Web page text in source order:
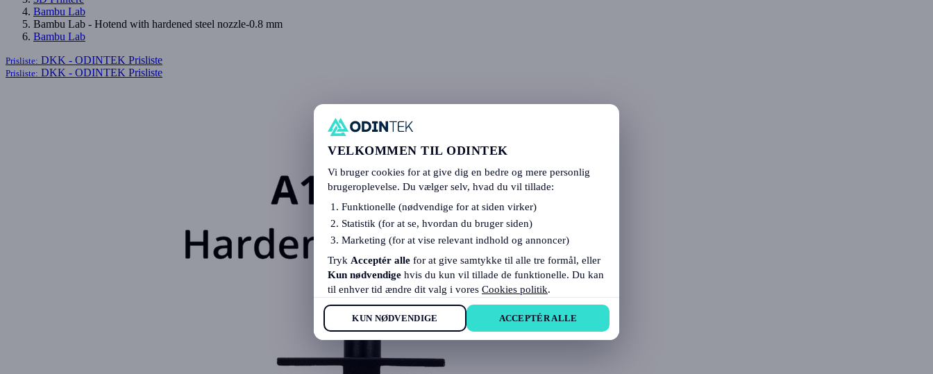
Bambu Lab
Bambu Lab - Hotend with hardened steel nozzle-0.8 mm
Bambu Lab
Prisliste: DKK - ODINTEK Prisliste
Prisliste: DKK - ODINTEK Prisliste
VELKOMMEN TIL ODINTEK
Vi bruger cookies for at give dig en bedre og mere personlig
brugeroplevelse. Du vælger selv, hvad du vil tillade:
Funktionelle (nødvendige for at siden virker)
Statistik (for at se, hvordan du bruger siden)
Marketing (for at vise relevant indhold og annoncer)
Tryk Acceptér alle for at give samtykke til alle tre formål, eller
Kun nødvendige hvis du kun vil tillade de funktionelle. Du kan
til enhver tid ændre dit valg i vores Cookies politik.
KUN NØDVENDIGE ACCEPTÉR ALLE